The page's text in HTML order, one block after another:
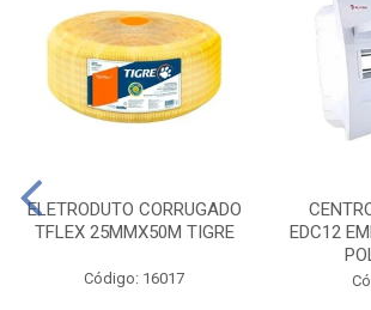
ELETRODUTO CORRUGADO
TFLEX 25MMX50M TIGRE
Código: 16017
EDC12